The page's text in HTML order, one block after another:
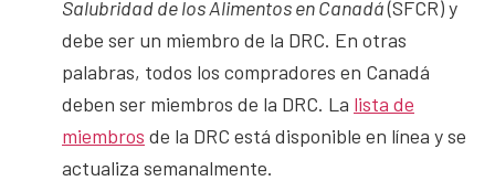
Salubridad de los Alimentos en Canadá(SFCR) y
debe ser un miembro de la DRC. En otras
palabras, todos los compradores en Canadá
deben ser miembros de la DRC. La lista de
miembros de la DRC está disponible en línea y se
actualiza semanalmente.